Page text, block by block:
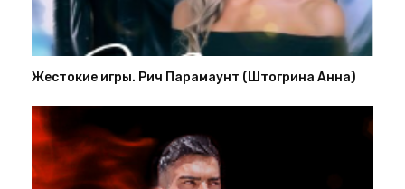
Жестокие игры. Рич Парамаунт (Штогрина Анна)